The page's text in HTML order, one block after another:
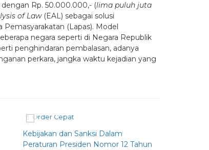
Rp. 50.000.000,- (lima puluh juta
of Law (EAL) sebagai solusi
Pemasyarakatan (Lapas). Model
negara seperti di Negara Republik
penghindaran pembalasan, adanya
perkara, jangka waktu kejadian yang
Order Cepat
Kebijakan dan Sanksi Dalam
Peraturan Presiden Nomor 12 Tahun